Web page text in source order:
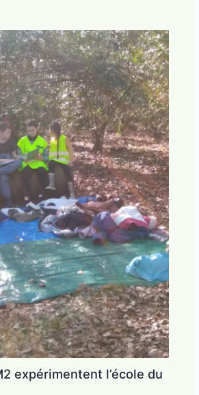
expérimentent l’école du